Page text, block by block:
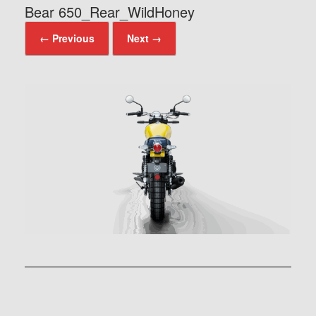
Bear 650_Rear_WildHoney
← Previous Next →